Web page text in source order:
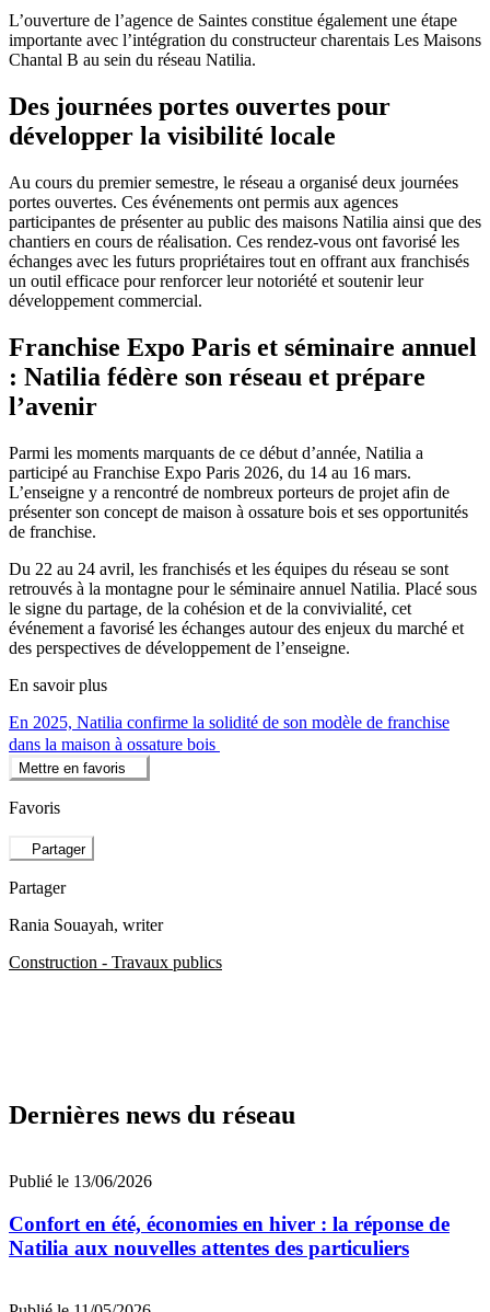
L’ouverture de l’agence de Saintes constitue également une étape
importante avec l’intégration du constructeur charentais Les Maisons
Chantal B au sein du réseau Natilia.
Des journées portes ouvertes pour
développer la visibilité locale
Au cours du premier semestre, le réseau a organisé deux journées
portes ouvertes. Ces événements ont permis aux agences
participantes de présenter au public des maisons Natilia ainsi que des
chantiers en cours de réalisation. Ces rendez-vous ont favorisé les
échanges avec les futurs propriétaires tout en offrant aux franchisés
un outil efficace pour renforcer leur notoriété et soutenir leur
développement commercial.
Franchise Expo Paris et séminaire annuel
: Natilia fédère son réseau et prépare
l’avenir
Parmi les moments marquants de ce début d’année, Natilia a
participé au Franchise Expo Paris 2026, du 14 au 16 mars.
L’enseigne y a rencontré de nombreux porteurs de projet afin de
présenter son concept de maison à ossature bois et ses opportunités
de franchise.
Du 22 au 24 avril, les franchisés et les équipes du réseau se sont
retrouvés à la montagne pour le séminaire annuel Natilia. Placé sous
le signe du partage, de la cohésion et de la convivialité, cet
événement a favorisé les échanges autour des enjeux du marché et
des perspectives de développement de l’enseigne.
En savoir plus
En 2025, Natilia confirme la solidité de son modèle de franchise
dans la maison à ossature bois
Mettre en favoris
Favoris
Partager
Partager
Rania Souayah, writer
Construction - Travaux publics
Dernières news du réseau
Publié le 13/06/2026
Confort en été, économies en hiver : la réponse de
Natilia aux nouvelles attentes des particuliers